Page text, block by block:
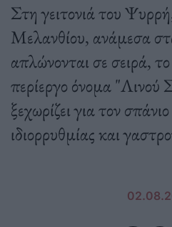
Στη γειτονιά του
Μελανθίου, ανάμεσα
απλώνονται σε σειρά,
περίεργο όνομα "Λινού
ξεχωρίζει για τον
ιδιορρυθμίας και